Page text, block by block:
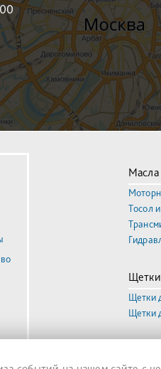
Тосол
Щетки
Щетки